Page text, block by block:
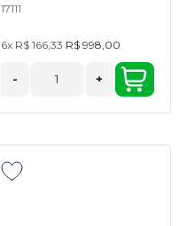
17111
6x R$ 166,33 R$ 998,00
- +